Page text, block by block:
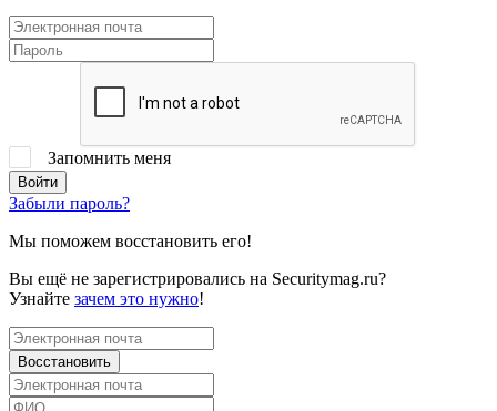
Запомнить меня
Забыли пароль?
Мы поможем восстановить его!
Вы ещё не зарегистрировались на Securitymag.ru?
Узнайте зачем это нужно!